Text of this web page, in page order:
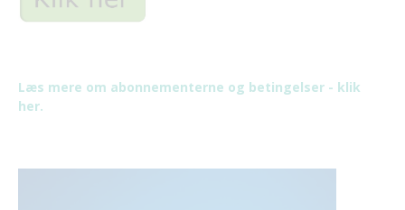
Læs mere om abonnementerne og betingelser - klik
her.